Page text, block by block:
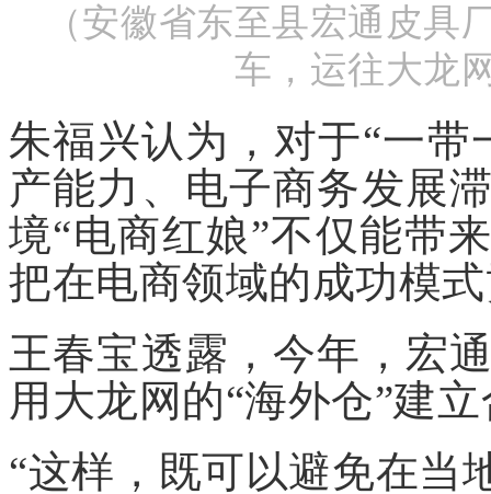
（安徽省东至县宏通皮具
车，运往大龙
朱福兴认为，对于“一
产能力、电子商务发展
境“电商红娘”不仅能带
把在电商领域的成功模
王春宝透露，今年，宏
用大龙网的“海外仓”建
“这样，既可以避免在当